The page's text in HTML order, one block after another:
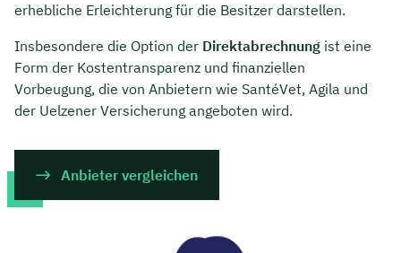
erhebliche Erleichterung für die Besitzer darstellen.
Insbesondere die Option der Direktabrechnung ist eine
Form der Kostentransparenz und finanziellen
Vorbeugung, die von Anbietern wie SantéVet, Agila und
der Uelzener Versicherung angeboten wird.
Anbieter vergleichen